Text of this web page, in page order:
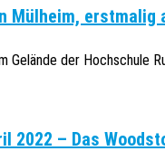
Mülheim, erstmalig
der Hochschule
2022 – Das